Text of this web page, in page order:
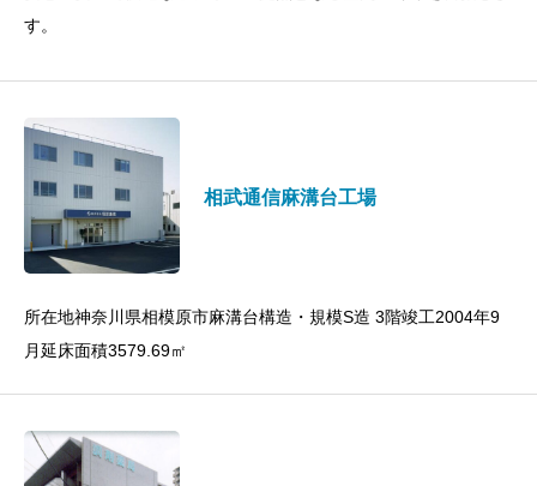
す。
相武通信麻溝台工場
所在地神奈川県相模原市麻溝台構造・規模S造 3階竣工2004年9
月延床面積3579.69㎡